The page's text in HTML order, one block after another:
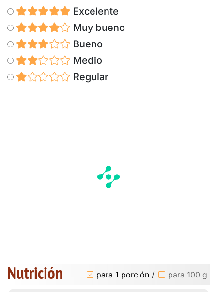
Excelente
Muy bueno
Bueno
Medio
Regular
Nutrición para 1 porción / para 100 g